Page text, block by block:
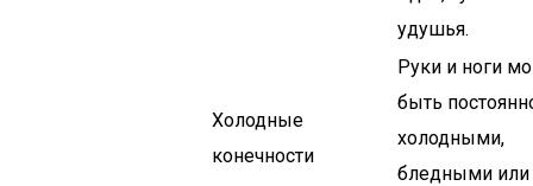
удушья.
Холодные
конечности
Руки и ноги
быть
холодными,
бледными или